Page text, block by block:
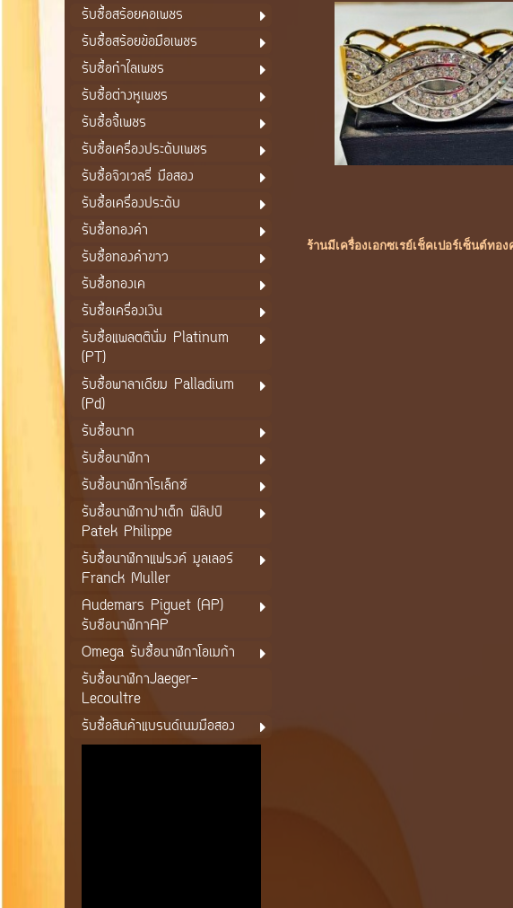
รับซื้อสร้อยคอเพชร
รับซื้อสร้อยข้อมือเพชร
รับซื้อกำไลเพชร
รับซื้อต่างหูเพชร
รับซื้อจี้เพชร
รับซื้อเครื่องประดับเพชร
รับซื้อจิวเวลรี่ มือสอง
รับซื้อเครื่องประดับ
รับซื้อทองคำ
รับซื้อทองคำขาว
รับซื้อทองเค
รับซื้อเครื่องเงิน
รับซื้อแพลตตินั่ม Platinum
(PT)
รับซื้อพาลาเดียม Palladium
(Pd)
รับซื้อนาก
รับซื้อนาฬิกา
รับซื้อนาฬิกาโรเล็กซ์
รับซื้อนาฬิกาปาเต็ก ฟิลิปป์
Patek Philippe
รับซื้อนาฬิกาแฟรงค์ มูลเลอร์
Franck Muller
Audemars Piguet (AP)
รับซือนาฬิกาAP
Omega รับซื้อนาฬิกาโอเมก้า
รับซื้อนาฬิกาJaeger-
Lecoultre
รับซื้อสินค้าแบรนด์เนมมือสอง
ร้านมีเครื่องเอกซเรย์เช็คเปอร์เซ็นต์ทอ